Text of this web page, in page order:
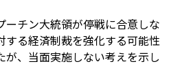
ーチン大統領が停戦に合意しな
する経済制裁を強化する可能性
が、当面実施しない考えを示し